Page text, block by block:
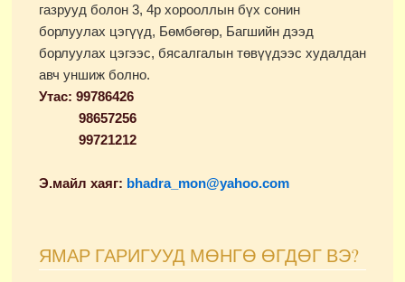
газрууд болон 3, 4р хорооллын бүх сонин
борлуулах цэгүүд, Бөмбөгөр, Багшийн дээд
борлуулах цэгээс, бясалгалын төвүүдээс худалдан
авч уншиж болно.
Утас: 99786426
98657256
99721212
Э.майл хаяг: bhadra_mon@yahoo.com
ЯМАР ГАРИГУУД МӨНГӨ ӨГДӨГ ВЭ?